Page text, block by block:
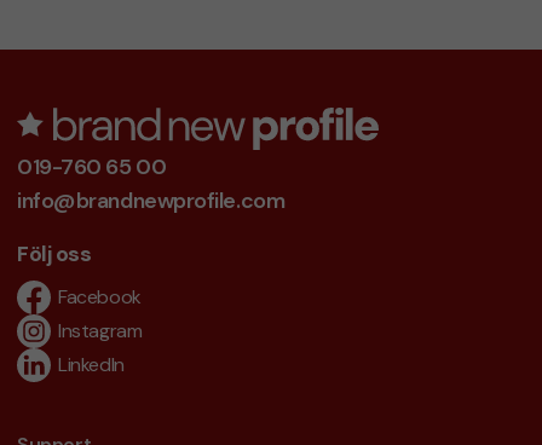
019-760 65 00
info@brandnewprofile.com
Följ oss
Facebook
Instagram
LinkedIn